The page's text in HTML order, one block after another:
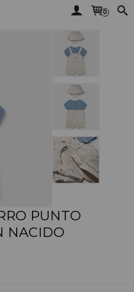
0
PUNTO
NACIDO